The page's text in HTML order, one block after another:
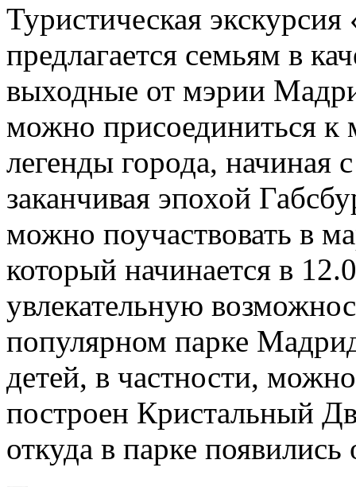
Туристическая
предлагается семьям в
выходные от мэрии
можно присоединиться к
легенды города, начиная
заканчивая эпохой
можно поучаствовать в
который начинается в
увлекательную
популярном парке
детей, в частности,
построен Кристальный
откуда в парке